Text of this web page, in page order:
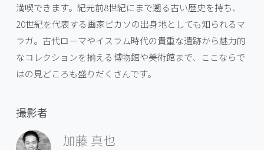
満喫できます。紀元前8世紀にまで遡る古い歴史を持ち、
20世紀を代表する画家ピカソの出身地としても知られるマ
ラガ。古代ローマやイスラム時代の貴重な遺跡から魅力的
なコレクションを揃える博物館や美術館まで、ここならで
はの見どころも盛りだくさんです。
撮影者
加藤 真也